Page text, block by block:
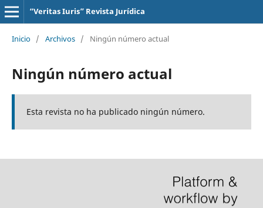
“Veritas Iuris” Revista Jurídica
Inicio / Archivos / Ningún número actual
Ningún número actual
Esta revista no ha publicado ningún número.